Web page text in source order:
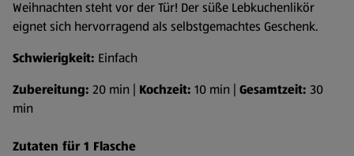
Weihnachten steht vor der Tür! Der süße Lebkuchenlikör
eignet sich hervorragend als selbstgemachtes Geschenk.
Schwierigkeit: Einfach
Zubereitung: 20 min | Kochzeit: 10 min | Gesamtzeit: 30
min
Zutaten für 1 Flasche